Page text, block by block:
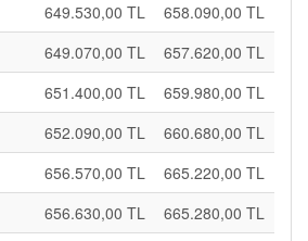
649.530,00 TL
658.090,00 TL
649.070,00 TL
657.620,00 TL
651.400,00 TL
659.980,00 TL
652.090,00 TL
660.680,00 TL
656.570,00 TL
665.220,00 TL
656.630,00 TL
665.280,00 TL